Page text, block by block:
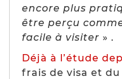
encore plus
être perçu
facile à visiter » .
Déjà à l’étude
frais de visa et